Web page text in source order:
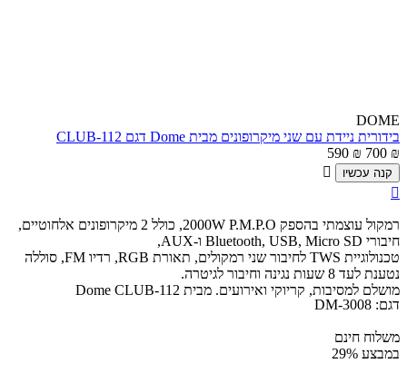
DOME
בידורית ניידת עם שני מיקרופונים מבית Dome דגם CLUB-112
700 ₪
590 ₪
קנה עכשיו


רמקול עוצמתי בהספק 2000W P.M.P.O, כולל 2 מיקרופונים אלחוטיים,
חיבורי Bluetooth, USB, Micro SD ו-AUX,
טכנולוגיית TWS לחיבור שני רמקולים, תאורת RGB, רדיו FM, סוללה
נטענת לעד 8 שעות נגינה וחיבור לגיטרה.
מושלם למסיבות, קריוקי ואירועים. מבית Dome CLUB-112
דגם: DM-3008
משלוח חינם
במבצע 29%